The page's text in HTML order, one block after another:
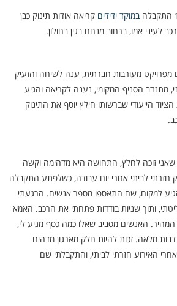
במוקד ידידים קריאה אודות תינוק כבן
לעיני אמו, ברחוב מנחם בגין בחולון.
מפרויקט מעורבות חברתית, ענה לשיחה והזעיק
מתנדב הסניף המקומי, נענה לקריאה והגיע
הייעודי שברשותו חילץ יוסף את התינוק
זוכה לחלץ, התחושה היא מדהימה וקשה
חזרתי לביתי אחרי יום עבודה, כשלפתע התקבלה
למקום, שם התאספו מספר אנשים. הרגעתי
ותוך שניות בודדות פתחתי את הרכב. האמא
האנשים מסביב שאלו כמה כסף מגיע לי,
מלאה. זכות להיות חלק מארגון מדהים
האירוע חזרתי לביתי, והתקבלתי שם